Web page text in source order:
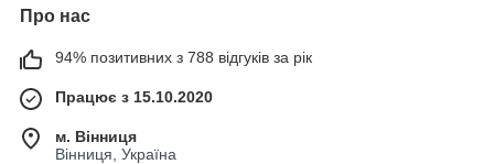
Про нас
94% позитивних з 788 відгуків за рік
Працює з 15.10.2020
м. Вінниця
Вінниця, Україна